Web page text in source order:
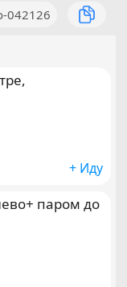
042126
+ Иду
паром до